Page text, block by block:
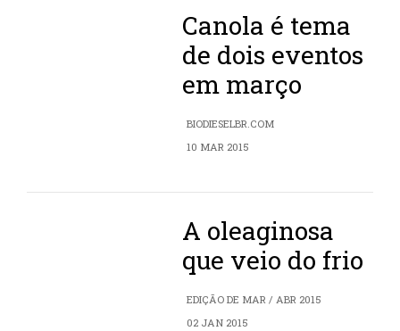
Canola é tema
de dois eventos
em março
BIODIESELBR.COM
10 MAR 2015
A oleaginosa
que veio do frio
EDIÇÃO DE MAR / ABR 2015
02 JAN 2015